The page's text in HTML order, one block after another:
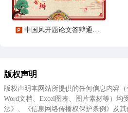
版权声明
版权声明本网站所提供的任何信息内容（
Word文档、Excel图表、图片素材等）均
法》、《信息网络传播权保护条例》及其